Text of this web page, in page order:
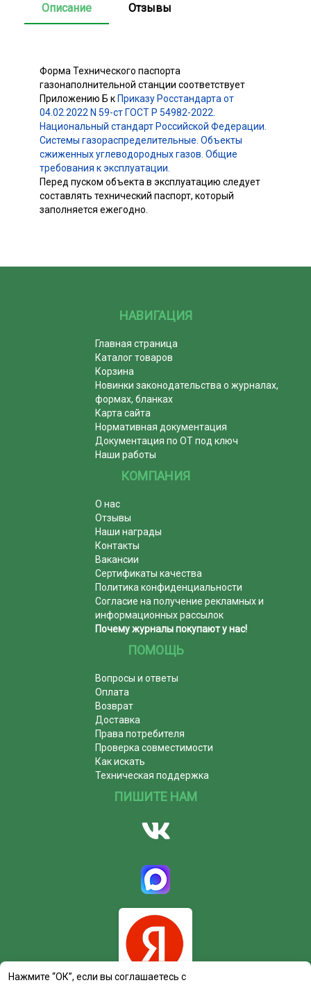
Описание Отзывы
Форма Технического паспорта
газонаполнительной станции соответствует
Приложению Б к Приказу Росстандарта от
04.02.2022 N 59-ст ГОСТ Р 54982-2022.
Национальный стандарт Российской Федерации.
Системы газораспределительные. Объекты
сжиженных углеводородных газов. Общие
требования к эксплуатации.
Перед пуском объекта в эксплуатацию следует
составлять технический паспорт, который
заполняется ежегодно.
НАВИГАЦИЯ
Главная страница
Каталог товаров
Корзина
Новинки законодательства о журналах,
формах, бланках
Карта сайта
Нормативная документация
Документация по ОТ под ключ
Наши работы
КОМПАНИЯ
О нас
Отзывы
Наши награды
Контакты
Вакансии
Сертификаты качества
Политика конфиденциальности
Согласие на получение рекламных и
информационных рассылок
Почему журналы покупают у нас!
ПОМОЩЬ
Вопросы и ответы
Оплата
Возврат
Доставка
Права потребителя
Проверка совместимости
Как искать
Техническая поддержка
ПИШИТЕ НАМ
Нажмите “ОК”, если вы соглашаетесь с